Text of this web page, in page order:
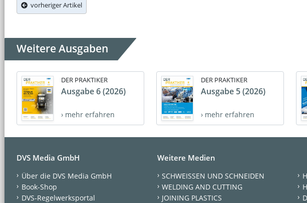
vorheriger Artikel
Weitere Ausgaben
DER PRAKTIKER
Ausgabe 6 (2026)
› mehr erfahren
DER PRAKTIKER
Ausgabe 5 (2026)
› mehr erfahren
DVS Media GmbH
Über die DVS Media GmbH
Book-Shop
DVS-Regelwerksportal
Weitere Medien
SCHWEISSEN UND SCHNEIDEN
WELDING AND CUTTING
JOINING PLASTICS